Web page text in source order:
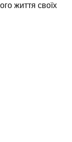
життя своїх